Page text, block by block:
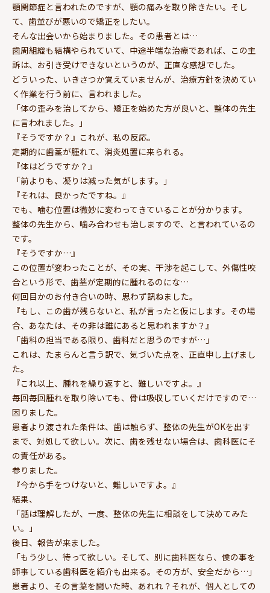
顎関節症と言われたのですが、顎の痛みを取り除きたい。そし
て、歯並びが悪いので矯正をしたい。
そんな出会いから始まりました。その患者とは…
歯周組織も結構やられていて、中途半端な治療であれば、この主
訴は、お引き受けできないというのが、正直な感想でした。
どういった、いきさつか覚えていませんが、治療方針を決めてい
く作業を行う前に、言われました。
「体の歪みを治してから、矯正を始めた方が良いと、整体の先生
に言われました。」
『そうですか？』これが、私の反応。
定期的に歯茎が腫れて、消炎処置に来られる。
『体はどうですか？』
「前よりも、凝りは減った気がします。」
『それは、良かったですね。』
でも、噛む位置は微妙に変わってきていることが分かります。
整体の先生から、噛み合わせも治しますので、と言われているの
です。
『そうですか…』
この位置が変わったことが、その実、干渉を起こして、外傷性咬
合という形で、歯茎が定期的に腫れるのにな…
何回目かのお付き合いの時、思わず訊ねました。
『もし、この歯が残らないと、私が言ったと仮にします。その場
合、あなたは、その非は誰にあると思われますか？』
「歯科の担当である限り、歯科だと思うのですが…」
これは、たまらんと言う訳で、気づいた点を、正直申し上げまし
た。
『これ以上、腫れを繰り返すと、難しいですよ。』
毎回毎回腫れを取り除いても、骨は吸収していくだけですので…
困りました。
患者より渡された条件は、歯は触らず、整体の先生がOKを出す
まで、対処して欲しい。次に、歯を残せない場合は、歯科医にそ
の責任がある。
参りました。
『今から手をつけないと、難しいですよ。』
結果、
「話は理解したが、一度、整体の先生に相談をして決めてみた
い。」
後日、報告が来ました。
「もう少し、待って欲しい。そして、別に歯科医なら、僕の事を
師事している歯科医を紹介も出来る。その方が、安全だから…」
患者より、その言葉を聞いた時、あれれ？それが、個人としての